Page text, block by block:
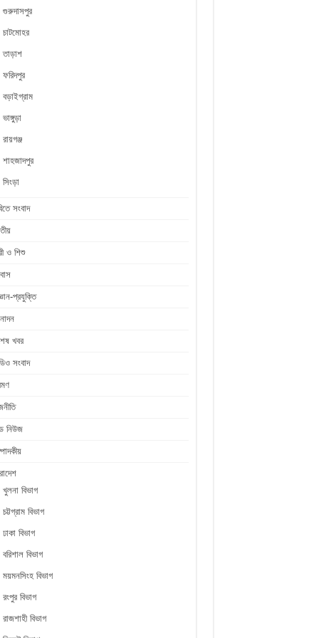
গুরুদাসপুর
চাটমোহর
তাড়াশ
ফরিদপুর
বড়াইগ্রাম
ভাঙ্গুড়া
রায়গঞ্জ
শাহজাদপুর
সিংড়া
সংবাদ
ও শিশু
প্রযুক্তি
খবর
সংবাদ
নিউজ
খুলনা বিভাগ
চট্টগ্রাম বিভাগ
ঢাকা বিভাগ
বরিশাল বিভাগ
ময়মনসিংহ বিভাগ
রংপুর বিভাগ
রাজশাহী বিভাগ